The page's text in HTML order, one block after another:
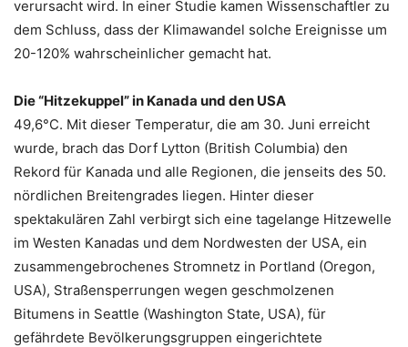
verursacht wird. In einer Studie kamen Wissenschaftler zu
dem Schluss, dass der Klimawandel solche Ereignisse um
20-120% wahrscheinlicher gemacht hat.
Die “Hitzekuppel” in Kanada und den USA
49,6°C. Mit dieser Temperatur, die am 30. Juni erreicht
wurde, brach das Dorf Lytton (British Columbia) den
Rekord für Kanada und alle Regionen, die jenseits des 50.
nördlichen Breitengrades liegen. Hinter dieser
spektakulären Zahl verbirgt sich eine tagelange Hitzewelle
im Westen Kanadas und dem Nordwesten der USA, ein
zusammengebrochenes Stromnetz in Portland (Oregon,
USA), Straßensperrungen wegen geschmolzenen
Bitumens in Seattle (Washington State, USA), für
gefährdete Bevölkerungsgruppen eingerichtete